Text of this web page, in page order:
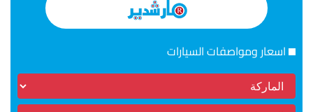
اسعار ومواصفات السيارات